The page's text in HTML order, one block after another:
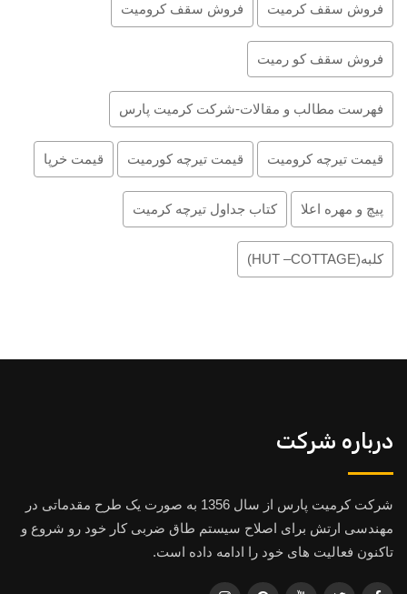
فروش سقف کرمیت فروش سقف کرومیت
فروش سقف کو رمیت
فهرست مطالب و مقالات-شرکت کرمیت پارس
قیمت تیرچه کرومیت قیمت تیرچه کورمیت قیمت خرپا
پیچ و مهره اعلا کتاب جداول تیرچه کرمیت
کلبه(HUT –COTTAGE)
درباره شرکت
شرکت کرمیت پارس از سال 1356 به صورت یک طرح مقدماتی در
مهندسی ارتش برای اصلاح سیستم طاق ضربی کار خود رو شروع و
تاکنون فعالیت های خود را ادامه داده است.